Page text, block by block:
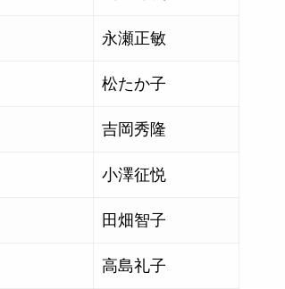
永瀬正敏
松たか子
吉岡秀隆
小澤征悦
田畑智子
高島礼子